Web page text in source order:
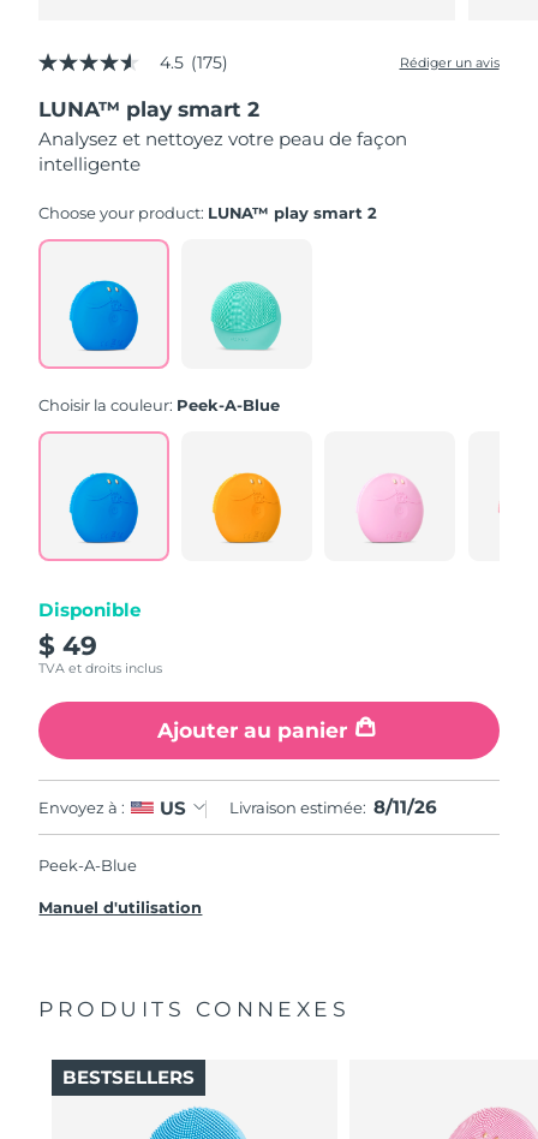
4.5
sur
5,
valeur
de
note
moyenne.
Read
Reviews.
Lien
sur
même
4.5 (175) Rédiger un avis
LUNA™ play smart 2
Analysez et nettoyez votre peau de façon
intelligente
Choose your product: LUNA™ play smart 2
Choisir la couleur: Peek-A-Blue
Disponible
$ 49
TVA et droits inclus
Ajouter au panier
Envoyez à : US Livraison estimée: 8/11/26
Peek-A-Blue
Manuel d'utilisation
PRODUITS CONNEXES
BESTSELLERS